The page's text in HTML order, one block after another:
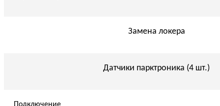
Замена локера
Датчики парктроника (4 шт.)